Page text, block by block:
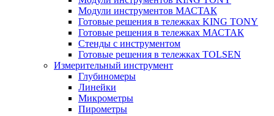
Модули инструментов МАСТАК
Готовые решения в тележках KING TONY
Готовые решения в тележках МАСТАК
Стенды с инструментом
Готовые решения в тележках TOLSEN
Измерительный инструмент
Глубиномеры
Линейки
Микрометры
Пирометры